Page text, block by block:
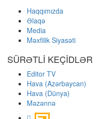
Haqqımızda
Əlaqə
Media
Məxfilik Siyasəti
SÜRƏTLİ KEÇİDLƏR
Editor TV
Hava (Azərbaycan)
Hava (Dünya)
Məzənnə